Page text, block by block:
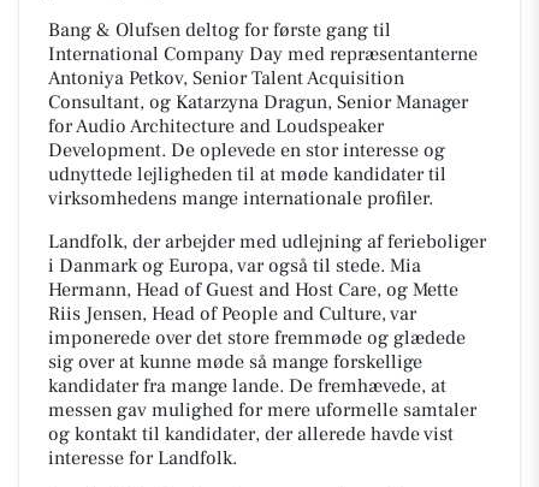
Bang & Olufsen deltog for første gang til
International Company Day med repræsentanterne
Antoniya Petkov, Senior Talent Acquisition
Consultant, og Katarzyna Dragun, Senior Manager
for Audio Architecture and Loudspeaker
Development. De oplevede en stor interesse og
udnyttede lejligheden til at møde kandidater til
virksomhedens mange internationale profiler.
Landfolk, der arbejder med udlejning af ferieboliger
i Danmark og Europa, var også til stede. Mia
Hermann, Head of Guest and Host Care, og Mette
Riis Jensen, Head of People and Culture, var
imponerede over det store fremmøde og glædede
sig over at kunne møde så mange forskellige
kandidater fra mange lande. De fremhævede, at
messen gav mulighed for mere uformelle samtaler
og kontakt til kandidater, der allerede havde vist
interesse for Landfolk.